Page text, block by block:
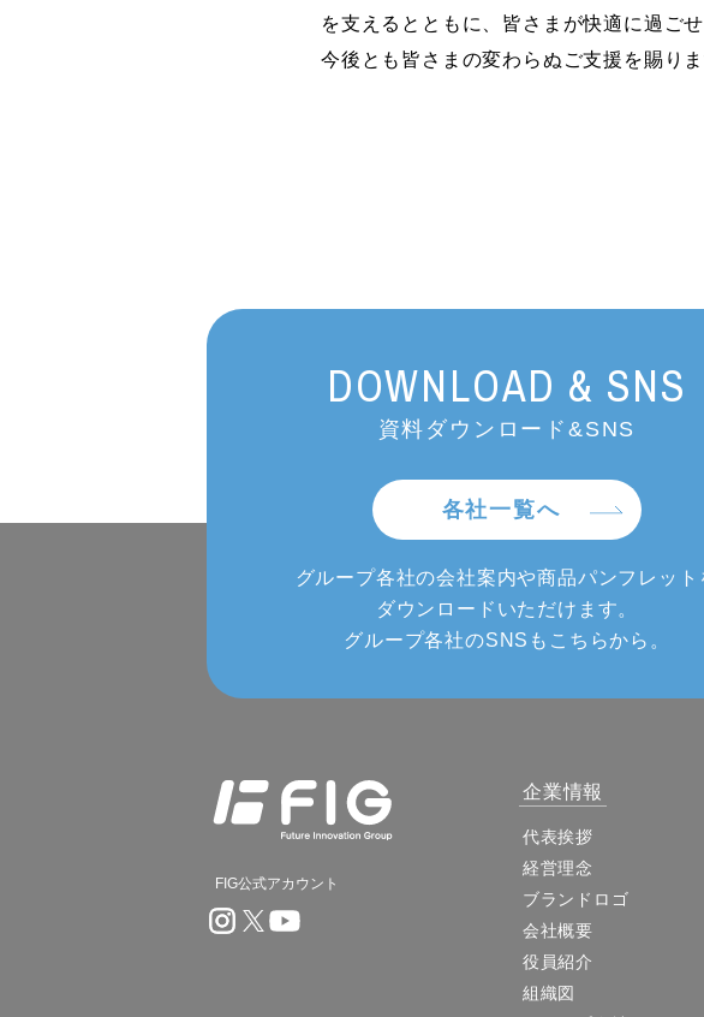
を支えるとともに、皆さまが快適に過ご
今後とも皆さまの変わらぬご支援を賜り
DOWNLOAD & SNS
資料ダウンロード&SNS
各社一覧へ
グループ各社の会社案内や商品パンフレット
ダウンロードいただけます。
グループ各社のSNSもこちらから。
FIG公式アカウント
企業情報
代表挨拶
経営理念
ブランドロゴ
会社概要
役員紹介
組織図